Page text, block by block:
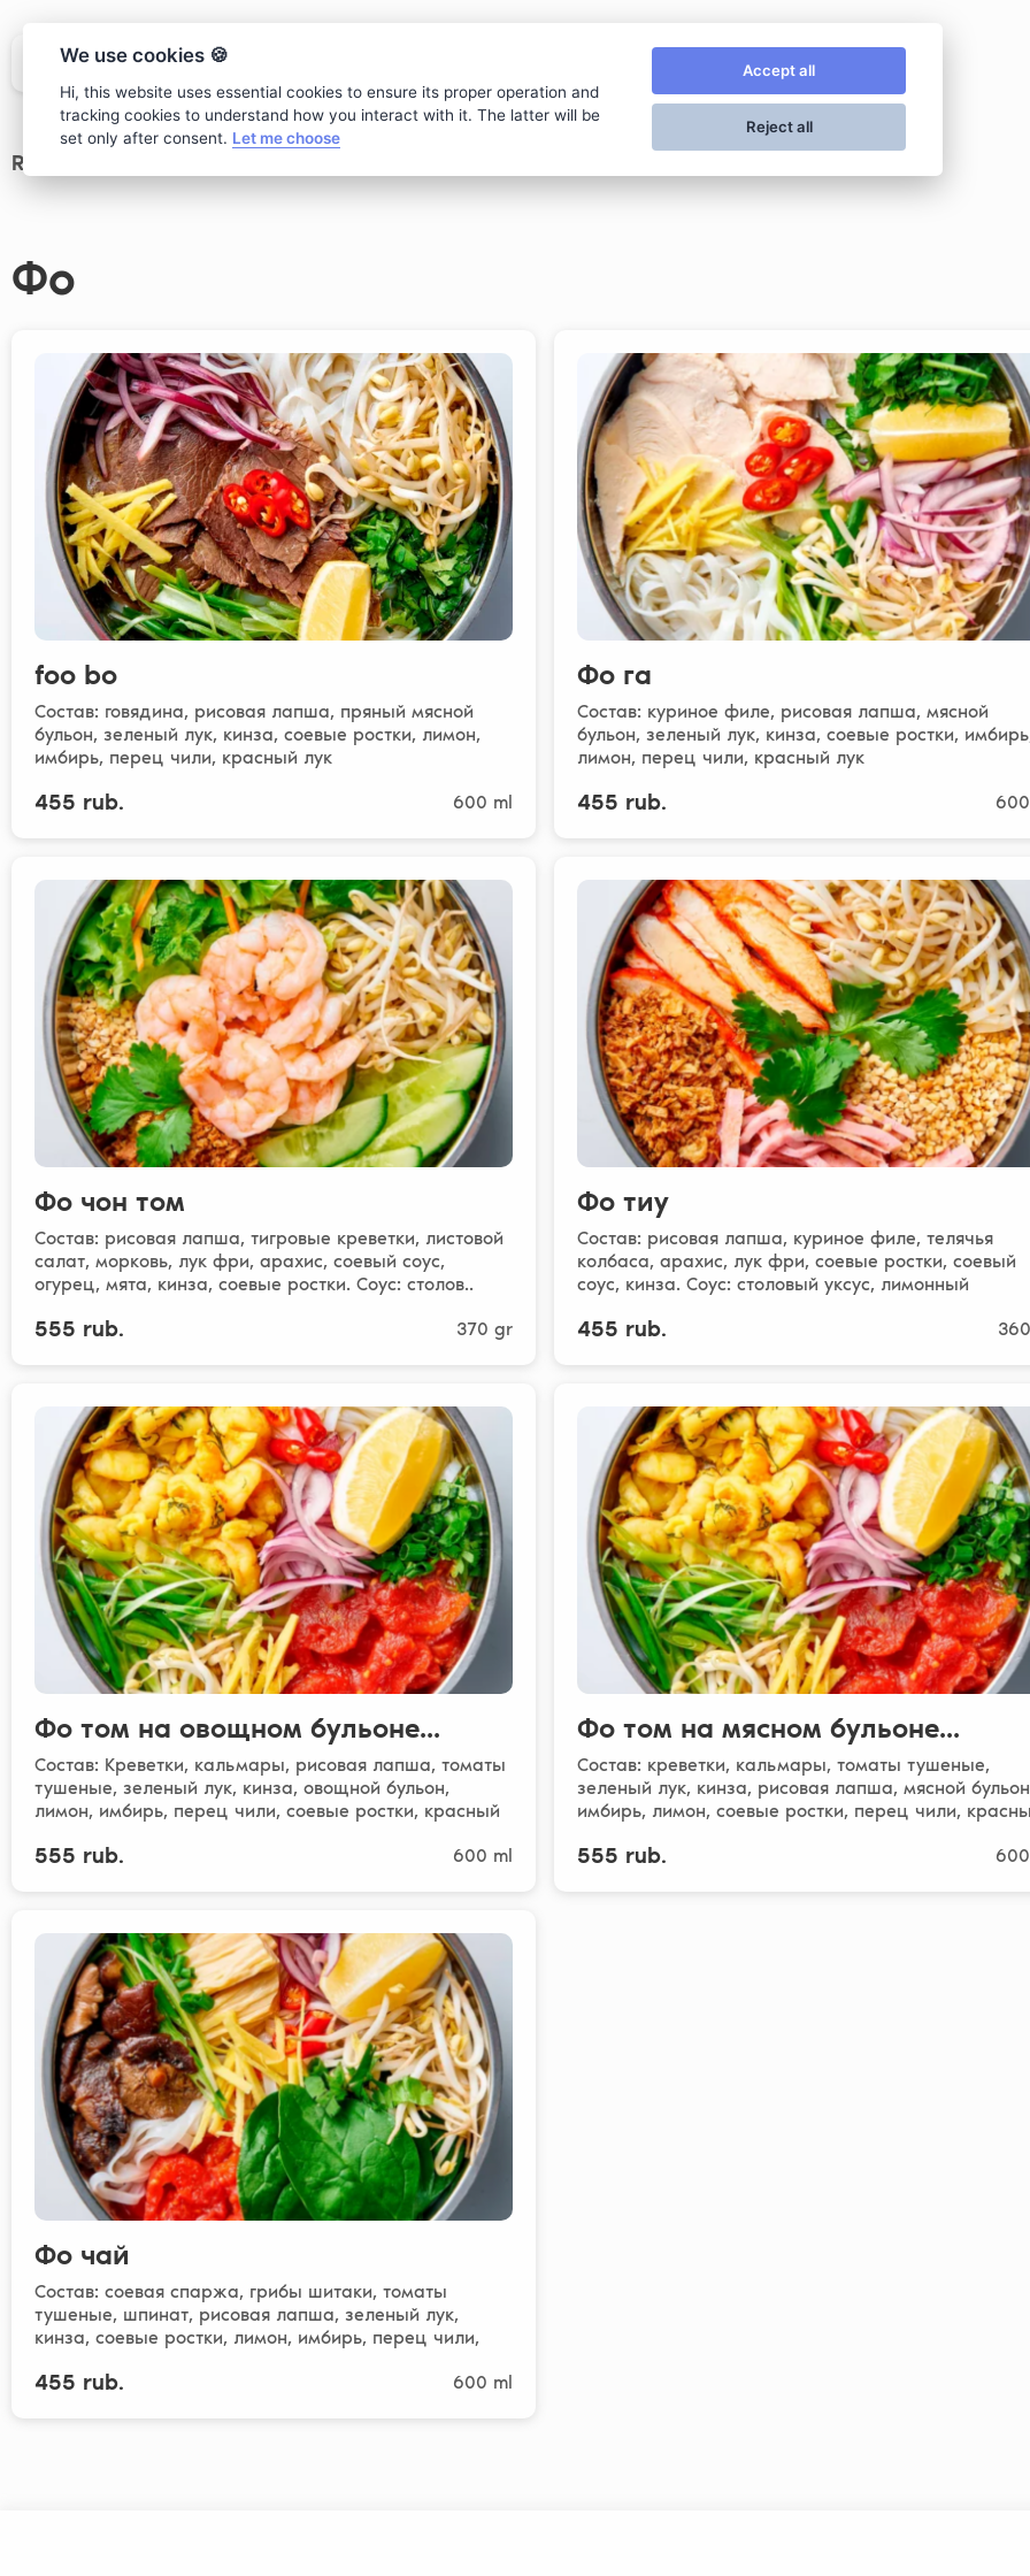
LAO LEE
Restaurant
Фо
foo bo
Состав: говядина, рисовая лапша, пряный мясной
бульон, зеленый лук, кинза, соевые ростки, лимон,
имбирь, перец чили, красный лук
455 rub. 600 ml
Фо га
Состав: куриное филе, рисовая лапша, мясной
бульон, зеленый лук, кинза, соевые ростки,
лимон, перец чили, красный лук
455 rub.
Фо чон том
Состав: рисовая лапша, тигровые креветки, листовой
салат, морковь, лук фри, арахис, соевый соус,
огурец, мята, кинза, соевые ростки. Соус: столов..
555 rub. 370 gr
Фо тиу
Состав: рисовая лапша, куриное филе, телячья
колбаса, арахис, лук фри, соевые ростки, соевый
соус, кинза. Соус: столовый уксус, лимонный
455 rub.
Фо том на овощном бульоне...
Состав: Креветки, кальмары, рисовая лапша, томаты
тушеные, зеленый лук, кинза, овощной бульон,
лимон, имбирь, перец чили, соевые ростки, красный
555 rub. 600 ml
Фо том на мясном бульоне...
Состав: креветки, кальмары, томаты тушеные,
зеленый лук, кинза, рисовая лапша, мясной
имбирь, лимон, соевые ростки, перец чили,
555 rub.
Фо чай
Состав: соевая спаржа, грибы шитаки, томаты
тушеные, шпинат, рисовая лапша, зеленый лук,
кинза, соевые ростки, лимон, имбирь, перец чили,
455 rub. 600 ml
We use cookies 🍪
Hi, this website uses essential cookies to ensure its proper operation and
tracking cookies to understand how you interact with it. The latter will be
set only after consent. Let me choose
Accept all
Reject all